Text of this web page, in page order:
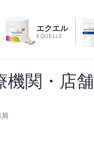
エクエル
EQUELLE
機関・店舗